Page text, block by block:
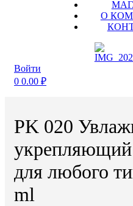
О
Войти
0 0.00 ₽
PK 020
укрепляющий
для любого
ml